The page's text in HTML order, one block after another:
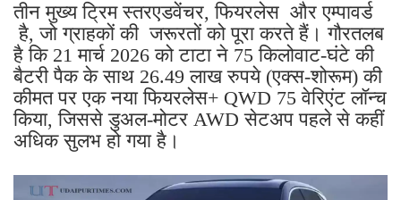
तीन मुख्य ट्रिम स्तरएडवेंचर, फियरलेस और एम्पावर्ड
है, जो ग्राहकों की जरूरतों को पूरा करते हैं। गौरतलब
है कि 21 मार्च 2026 को टाटा ने 75 किलोवाट-घंटे की
बैटरी पैक के साथ 26.49 लाख रुपये (एक्स-शोरूम) की
कीमत पर एक नया फियरलेस+ QWD 75 वेरिएंट लॉन्च
किया, जिससे डुअल-मोटर AWD सेटअप पहले से कहीं
अधिक सुलभ हो गया है।